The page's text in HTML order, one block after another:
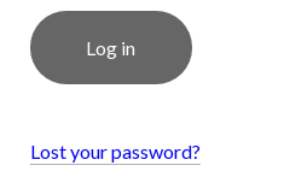
Log in
Lost your password?